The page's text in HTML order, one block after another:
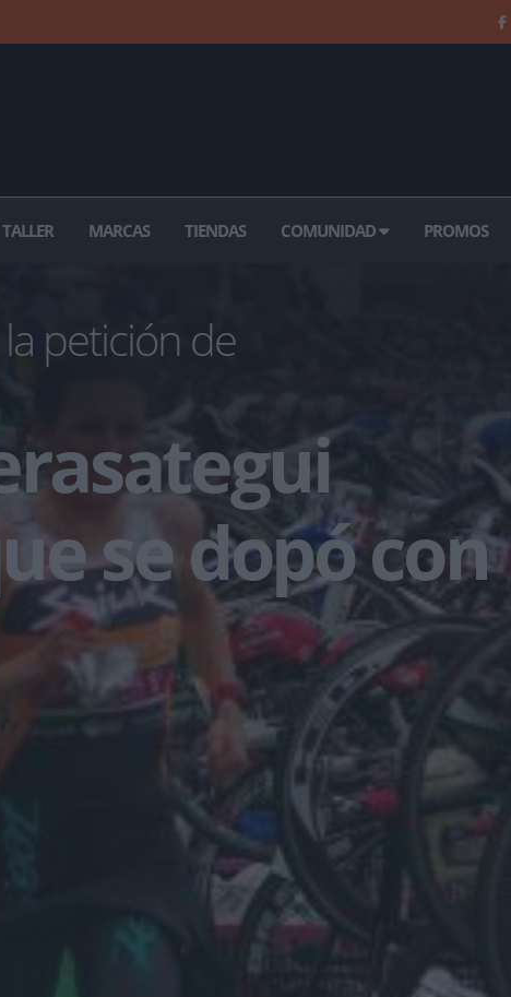
TALLER MARCAS TIENDAS COMUNIDAD PROMOS
petición de
se dopó con